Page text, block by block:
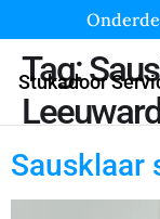
Stukadoor
Tag:
Sausklaar